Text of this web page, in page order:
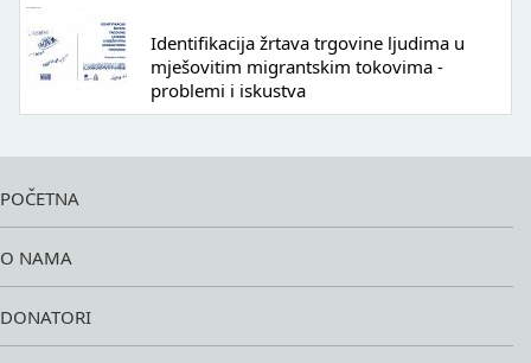
Identifikacija žrtava trgovine ljudima u
mješovitim migrantskim tokovima -
problemi i iskustva
POČETNA
O NAMA
DONATORI